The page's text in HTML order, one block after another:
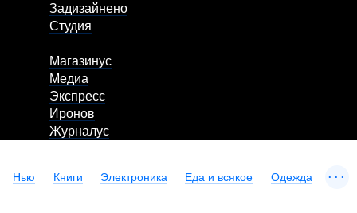
Задизайнено
Студия
Магазинус
Медиа
Экспресс
Иронов
Журналус
Нью Книги Электроника Еда и всякое Одежда ...